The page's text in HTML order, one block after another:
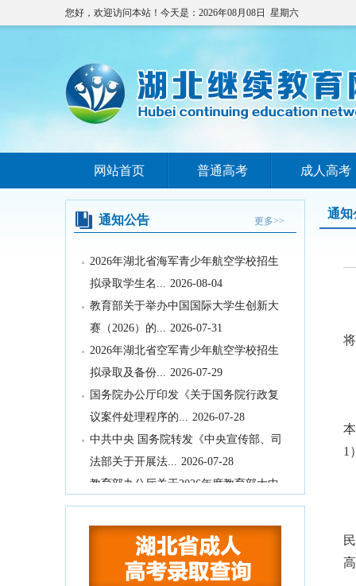
您好，欢迎访问本站！今天是：2026年08月08日 星期六
网站首页 普通高考 成人高考
通知公告 更多>>
2026-08-05
关于武汉晴川学院变更办学地址的公示
2026-08-04
拟录取学生名... 2026-08-04
教育部关于举办中国国际大学生创新大
赛（2026）的...
2026-07-31
2026年湖北省空军青少年航空学校招生
拟录取及备份... 2026-07-29
国务院办公厅印发《关于国务院行政复
议案件处理程序的...
2026-07-28
中共中央 国务院转发《中央宣传部、司
法部关于开展法...
2026-07-28
教育部办公厅关于2026年度教育部大中
小学课程教材... 2026-07-28
用语言文字推... 2026-07-28
国务院关于印发《全民健身计划（2026
—2030年...
2026-07-24
通知
1